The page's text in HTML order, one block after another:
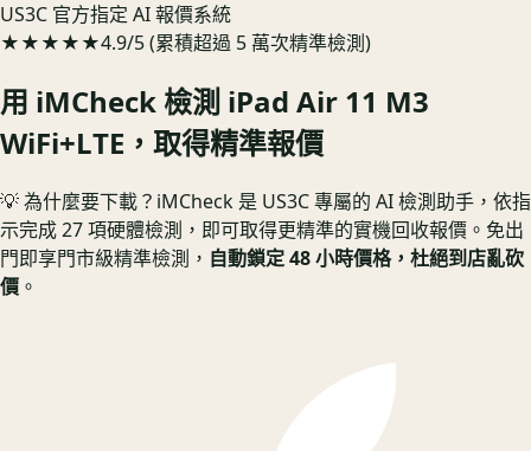
US3C 官方指定 AI 報價系統
★★★★★4.9/5 (累積超過 5 萬次精準檢測)
用 iMCheck 檢測 iPad Air 11 M3
WiFi+LTE ，取得精準報價
💡 為什麼要下載？ iMCheck 是 US3C 專屬的 AI 檢測助手，依指
示完成 27 項硬體檢測，即可取得更精準的實機回收報價。 免出
門即享門市級精準檢測， 自動鎖定 48 小時價格，杜絕到店亂砍
價 。